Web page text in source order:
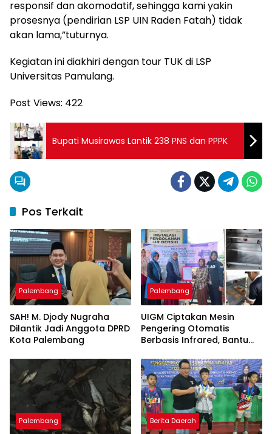
responsif dan akomodatif, sehingga kami yakin
prosesnya (pendirian LSP UIN Raden Fatah) tidak
akan lama,”tuturnya.
Kegiatan ini diakhiri dengan tour TUK di LSP
Universitas Pamulang.
Post Views: 422
Bupati Musirawas Lantik 238 PNS dan PPPK
Pos Terkait
Palembang
SAH! M. Djody Nugraha
Dilantik Jadi Anggota DPRD
Kota Palembang
Palembang
UIGM Ciptakan Mesin
Pengering Otomatis
Berbasis Infrared, Bantu
Pulau Kemaro
Palembang Berita Daerah